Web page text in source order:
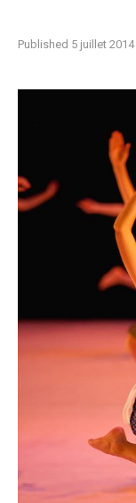
Published 5 juillet 2014